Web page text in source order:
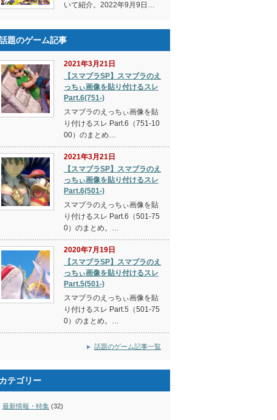
いて紹介。2022年9月9日…
題のゲーム記事
2021年3月21日
【スマブラSP】スマブラのえ
っちぃ画像を貼り付けるスレ
Part.6(751-)
スマブラのえっちぃ画像を貼
り付けるスレ Part.6（751-10
00）のまとめ…
2021年3月21日
【スマブラSP】スマブラのえ
っちぃ画像を貼り付けるスレ
Part.6(501-)
スマブラのえっちぃ画像を貼
り付けるスレ Part.6（501-75
0）のまとめ。…
2020年7月19日
【スマブラSP】スマブラのえ
っちぃ画像を貼り付けるスレ
Part.5(501-)
スマブラのえっちぃ画像を貼
り付けるスレ Part.5（501-75
0）のまとめ。…
話題のゲーム記事一覧
カテゴリー
最新情報・特集 (32)